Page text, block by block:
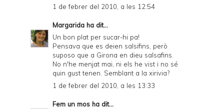
1 de febrer del 2010, a les 12:54
Margarida ha dit...
Un bon plat per sucar-hi pa!
Pensava que es deien salsifins, però
suposo que a Girona en dieu salsafins.
No n'he menjat mai, ni els he vist i no sé
quin gust tenen. Semblant a la xirivia?
1 de febrer del 2010, a les 13:33
Fem un mos ha dit...